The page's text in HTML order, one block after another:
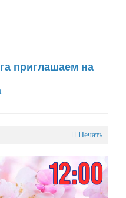
приглашаем на
Печать